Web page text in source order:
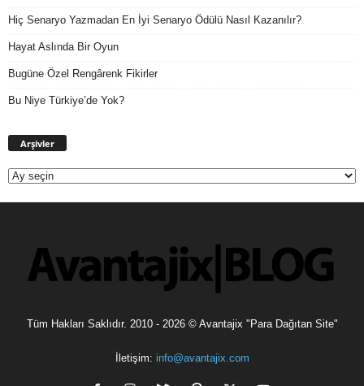
Hiç Senaryo Yazmadan En İyi Senaryo Ödülü Nasıl Kazanılır?
Hayat Aslında Bir Oyun
Bugüne Özel Rengârenk Fikirler
Bu Niye Türkiye’de Yok?
Arşivler
Tüm Hakları Saklıdır. 2010 - 2026 © Avantajix "Para Dağıtan Site"
İletişim: info@avantajix.com